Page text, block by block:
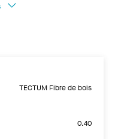
TECTUM Fibre de bois
0.40